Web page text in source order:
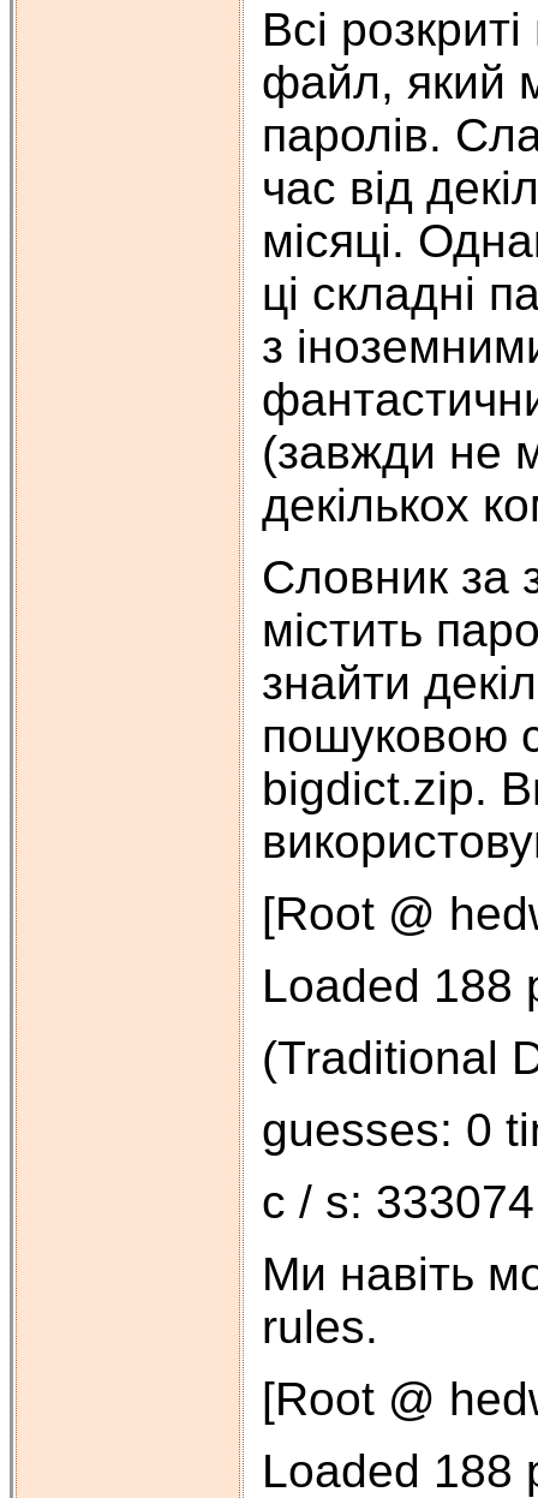
Всі
файл, який
паролів.
час від
місяці.
ці складні
з
(завжди не
декількох
Словник за
містить
знайти
пошуковою
bigdict.zip.
[Root @
Loaded 188
(Traditional
guesses: 0
c / s:
Ми навіть
rules.
[Root @
Loaded 188